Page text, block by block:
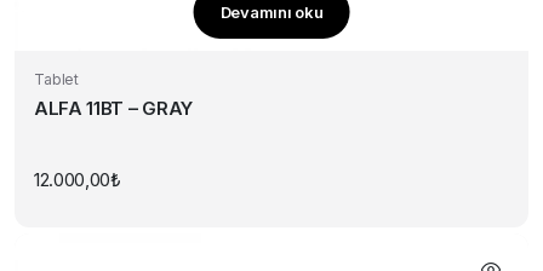
Devamını oku
Tablet
ALFA 11BT – GRAY
12.000,00₺